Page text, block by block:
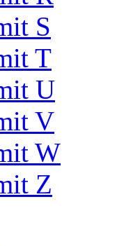
S
T
U
V
W
Z